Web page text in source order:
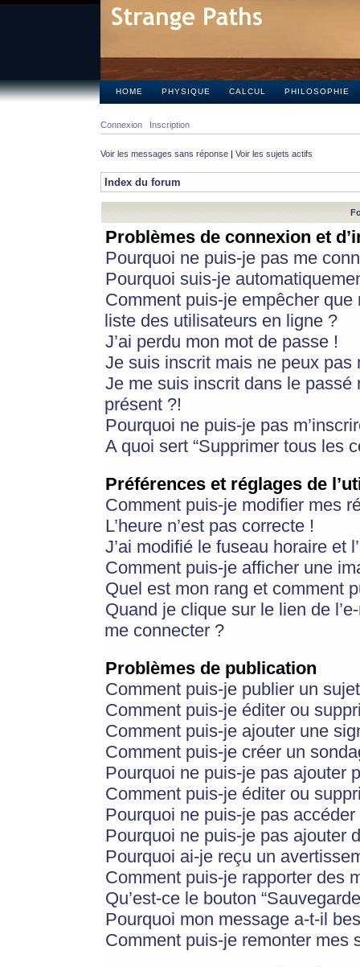
HOME PHYSIQUE CALCUL PHILOSOPHIE
Connexion Inscription
Voir les messages sans réponse | Voir les sujets actifs
Index du forum
Problèmes de connexion et
Pourquoi ne puis-je pas me
Pourquoi suis-je
Comment puis-je empêcher
liste des utilisateurs en ligne ?
J’ai perdu mon mot de passe !
Je suis inscrit mais ne peux pas
Je me suis inscrit dans le
présent ?!
Pourquoi ne puis-je pas
A quoi sert “Supprimer tous les
Préférences et réglages de
Comment puis-je modifier mes
L’heure n’est pas correcte !
J’ai modifié le fuseau horaire et
Comment puis-je afficher une
Quel est mon rang et comment
Quand je clique sur le lien de
me connecter ?
Problèmes de publication
Comment puis-je publier un
Comment puis-je éditer ou
Comment puis-je ajouter une
Comment puis-je créer un
Pourquoi ne puis-je pas ajouter
Comment puis-je éditer ou
Pourquoi ne puis-je pas
Pourquoi ne puis-je pas ajouter
Pourquoi ai-je reçu un
Comment puis-je rapporter des
Qu’est-ce le bouton
Pourquoi mon message a-t-il
Comment puis-je remonter mes